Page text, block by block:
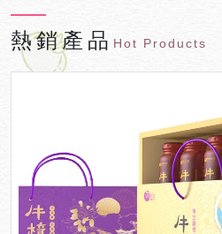
植面積增加到3甲，因此受邀電視台座談
油~台灣苦茶油供不應求，陳先生所生產
與支持。除了台灣苦茶油樹的復育之外
寶石~紅藜”，成功的將生長在南台灣如
地方新聞台也來產地採訪，每年產季也
熱銷產品 Hot Products